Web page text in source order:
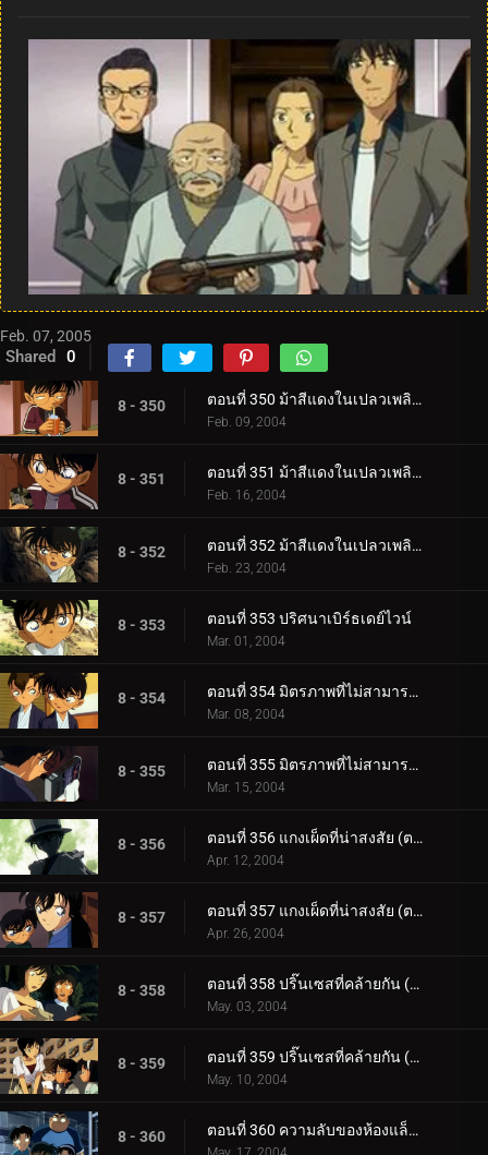
Feb. 07, 2005
Shared 0
8 - 350 ตอนที่ 350 ม้าสีแดงในเปลวเพลิง (ภาคคดี)
Feb. 09, 2004
8 - 351 ตอนที่ 351 ม้าสีแดงในเปลวเพลิง (ภาคสืบสวน)
Feb. 16, 2004
8 - 352 ตอนที่ 352 ม้าสีแดงในเปลวเพลิง (ภาคปิดคดี)
Feb. 23, 2004
8 - 353 ตอนที่ 353 ปริศนาเบิร์ธเดย์ไวน์
Mar. 01, 2004
8 - 354 ตอนที่ 354 มิตรภาพที่ไม่สามารถซื้อได้ด้วยเงิน (ตอนแรก)
Mar. 08, 2004
8 - 355 ตอนที่ 355 มิตรภาพที่ไม่สามารถซื้อได้ด้วยเงิน (ตอนจบ)
Mar. 15, 2004
8 - 356 ตอนที่ 356 แกงเผ็ดที่น่าสงสัย (ตอนแรก)
Apr. 12, 2004
8 - 357 ตอนที่ 357 แกงเผ็ดที่น่าสงสัย (ตอนจบ)
Apr. 26, 2004
8 - 358 ตอนที่ 358 ปริ๊นเซสที่คล้ายกัน (ตอนแรก)
May. 03, 2004
8 - 359 ตอนที่ 359 ปริ๊นเซสที่คล้ายกัน (ตอนจบ)
May. 10, 2004
8 - 360 ตอนที่ 360 ความลับของห้องแล็ปฯ โทโตะ (ตอนแรก)